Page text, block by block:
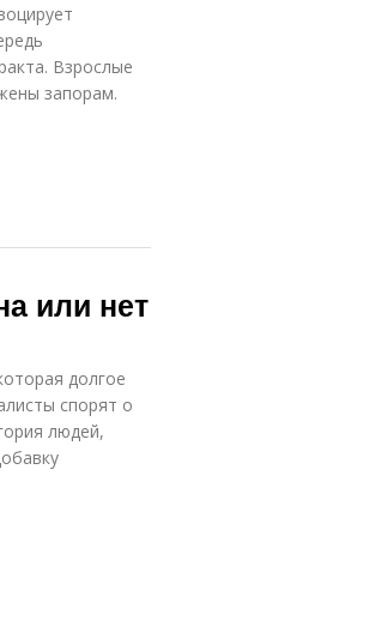
Взрослые
запорам.
или нет
долгое
спорят о
людей,